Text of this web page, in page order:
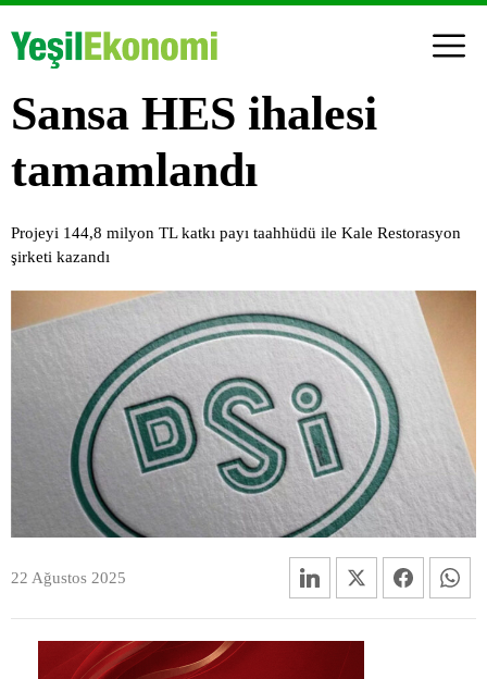
Sansa HES ihalesi
tamamlandı
Projeyi 144,8 milyon TL katkı payı taahhüdü ile Kale Restorasyon
şirketi kazandı
22 Ağustos 2025